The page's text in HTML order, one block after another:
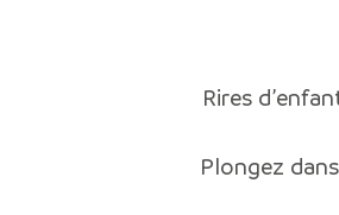
Rires
Plongez